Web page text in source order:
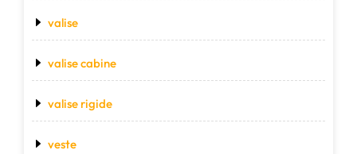
valise
valise cabine
valise rigide
veste